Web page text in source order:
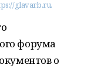
glavarb.ru.
форума
о